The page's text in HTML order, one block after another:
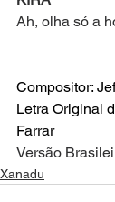
Ah, olha só a
Compositor:
Letra Original
Farrar
Versão
Xanadu